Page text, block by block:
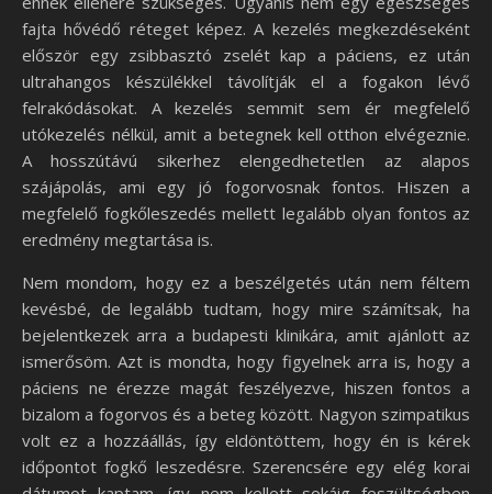
fajta hővédő réteget képez. A kezelés megkezdéseként
először egy zsibbasztó zselét kap a páciens, ez után
ultrahangos készülékkel távolítják el a fogakon lévő
felrakódásokat. A kezelés semmit sem ér megfelelő
utókezelés nélkül, amit a betegnek kell otthon elvégeznie.
A hosszútávú sikerhez elengedhetetlen az alapos
szájápolás, ami egy jó fogorvosnak fontos. Hiszen a
megfelelő fogkőleszedés mellett legalább olyan fontos az
eredmény megtartása is.
Nem mondom, hogy ez a beszélgetés után nem féltem
kevésbé, de legalább tudtam, hogy mire számítsak, ha
bejelentkezek arra a budapesti klinikára, amit ajánlott az
ismerősöm. Azt is mondta, hogy figyelnek arra is, hogy a
páciens ne érezze magát feszélyezve, hiszen fontos a
bizalom a fogorvos és a beteg között. Nagyon szimpatikus
volt ez a hozzáállás, így eldöntöttem, hogy én is kérek
időpontot fogkő leszedésre. Szerencsére egy elég korai